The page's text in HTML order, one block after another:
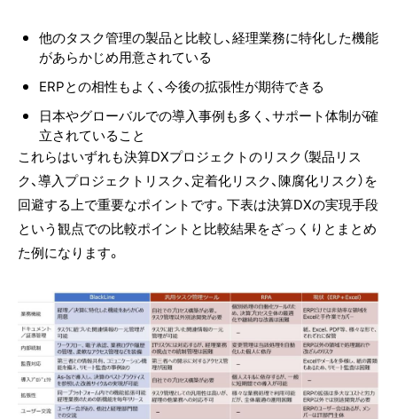
他のタスク管理の製品と比較し、経理業務に特化した機能
があらかじめ用意されている
ERPとの相性もよく、今後の拡張性が期待できる
日本やグローバルでの導入事例も多く、サポート体制が確
立されていること
これらはいずれも決算DXプロジェクトのリスク（製品リス
ク、導入プロジェクトリスク、定着化リスク、陳腐化リスク）を
回避する上で重要なポイントです。下表は決算DXの実現手段
という観点での比較ポイントと比較結果をざっくりとまとめ
た例になります。